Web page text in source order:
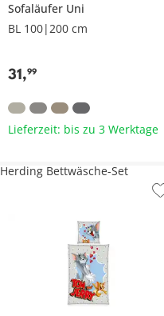
Sofaläufer Uni
BL 100|200 cm
31,99
Lieferzeit: bis zu 3 Werktage
Herding Bettwäsche-Set